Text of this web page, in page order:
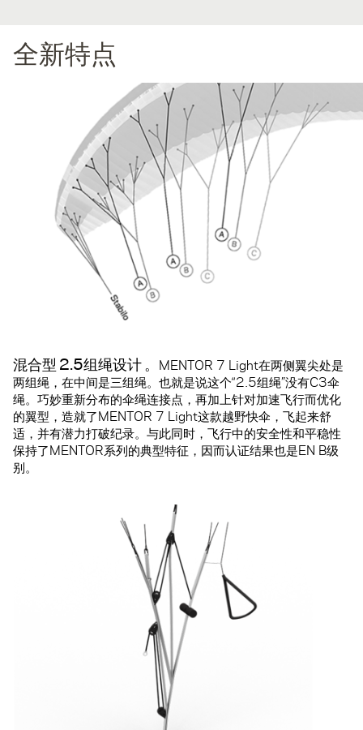
全新特点
混合型 2.5组绳设计
MENTOR 7 Light在两侧翼尖处是
两组绳，在中间是三组绳。也就是说这个“2.5组绳”没有C3伞
绳。巧妙重新分布的伞绳连接点，再加上针对加速飞行而优化
的翼型，造就了MENTOR 7 Light这款越野快伞，飞起来舒
适，并有潜力打破纪录。与此同时，飞行中的安全性和平稳性
保持了MENTOR系列的典型特征，因而认证结果也是EN B级
别。